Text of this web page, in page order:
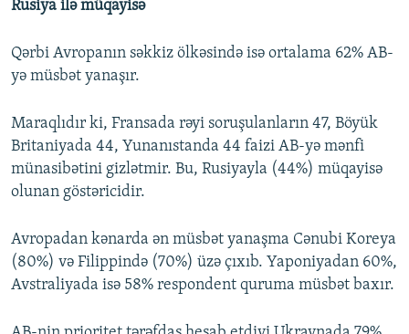
Rusiya ilə müqayisə
Qərbi Avropanın səkkiz ölkəsində isə ortalama 62% AB-
yə müsbət yanaşır.
Maraqlıdır ki, Fransada rəyi soruşulanların 47, Böyük
Britaniyada 44, Yunanıstanda 44 faizi AB-yə mənfi
münasibətini gizlətmir. Bu, Rusiyayla (44%) müqayisə
olunan göstəricidir.
Avropadan kənarda ən müsbət yanaşma Cənubi Koreya
(80%) və Filippində (70%) üzə çıxıb. Yaponiyadan 60%,
Avstraliyada isə 58% respondent quruma müsbət baxır.